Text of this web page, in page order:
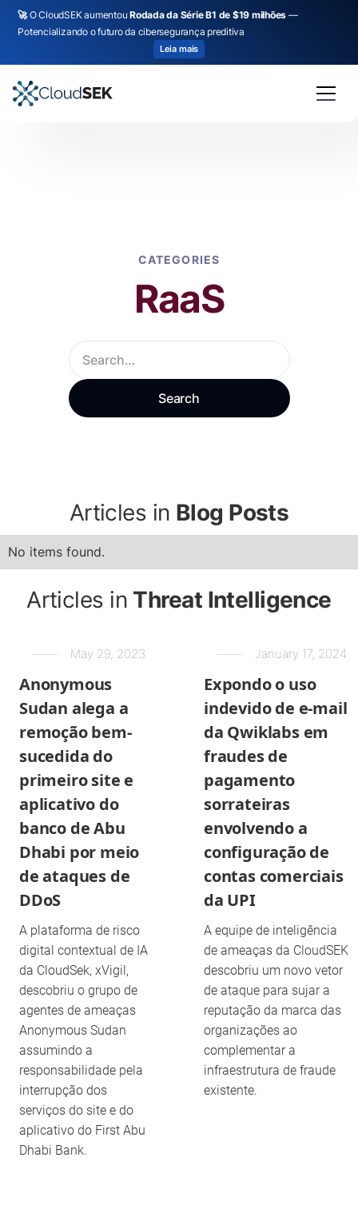
🚀O CloudSEK aumentouRodada da Série B1 de $19 milhões —
Potencializando o futuro da cibersegurança preditiva
Leia mais
CATEGORIES
RaaS
Articles in Blog Posts
No items found.
Articles in Threat Intelligence
May 29, 2023
Anonymous
Sudan alega a
remoção bem-
sucedida do
primeiro site e
aplicativo do
banco de Abu
Dhabi por meio
de ataques de
DDoS
A plataforma de risco
digital contextual de IA
da CloudSek, xVigil,
descobriu o grupo de
agentes de ameaças
Anonymous Sudan
assumindo a
responsabilidade pela
interrupção dos
serviços do site e do
aplicativo do First Abu
Dhabi Bank.
January 17, 2024
Expondo o uso
indevido de e-mail
da Qwiklabs em
fraudes de
pagamento
sorrateiras
envolvendo a
configuração de
contas comerciais
da UPI
A equipe de inteligência
de ameaças da CloudSEK
descobriu um novo vetor
de ataque para sujar a
reputação da marca das
organizações ao
complementar a
infraestrutura de fraude
existente.